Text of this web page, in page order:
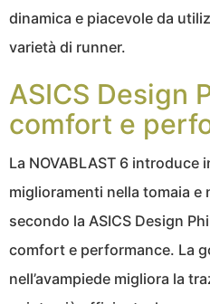
dinamica e piacevole da
varietà di runner.
ASICS Design
comfort e
La NOVABLAST 6 introduce
miglioramenti nella tomaia e
secondo la ASICS Design
comfort e performance. La
nell’avampiede migliora la